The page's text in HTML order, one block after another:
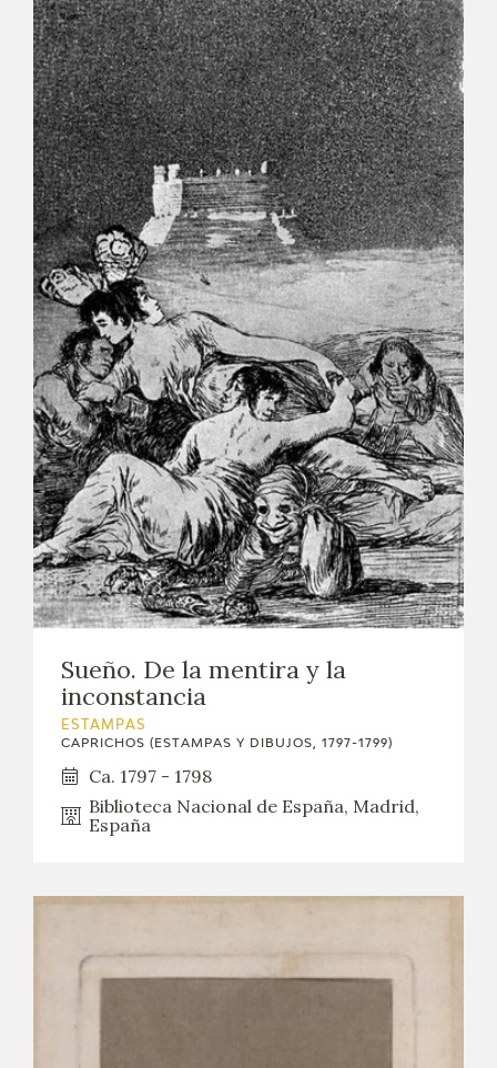
Sueño. De la mentira y la
inconstancia
ESTAMPAS
CAPRICHOS (ESTAMPAS Y DIBUJOS, 1797-1799)
Ca. 1797 - 1798
Biblioteca Nacional de España, Madrid,
España